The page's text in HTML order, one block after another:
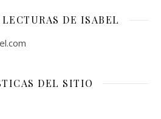
DE ISABEL
DEL SITIO